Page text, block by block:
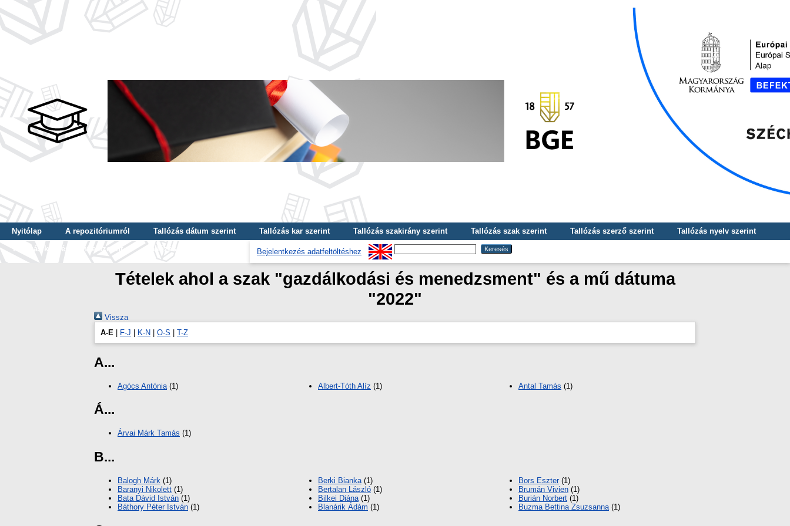
Nyitólap A repozitóriumról Tallózás dátum szerint Tallózás kar szerint Tallózás szakirány szerint Tallózás szak szerint Tallózás szerző szerint
Tallózás nyelv szerint
Tallózás képzés szintje szerint
Tallózás kulcsszó szerint Bejelentkezés adatfeltöltéshez
Tételek ahol a szak "gazdálkodási és menedzsment" és a mű dátuma
"2022"
Vissza
A-E
F-J K-N O-S T-Z
A...
Agócs Antónia(1) Albert-Tóth Alíz (1) Antal Tamás (1)
Á...
Árvai Márk Tamás (1)
B...
Balogh Márk (1)
Baranyi Nikolett (1)
Bata Dávid István (1)
Báthory Péter István (1)
Berki Bianka (1)
Bertalan László (1)
Bilkei Diána (1)
Blanárik Ádám (1)
Bors Eszter(1)
Brumán Vivien (1)
Burián Norbert (1)
Buzma Bettina Zsuzsanna (1)